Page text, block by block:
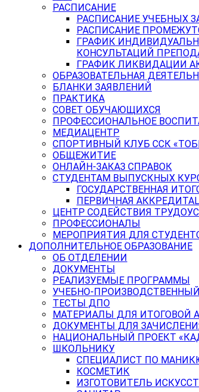
РАСПИСАНИЕ
РАСПИСАНИЕ УЧЕБНЫХ
РАСПИСАНИЕ
ГРАФИК
КОНСУЛЬТАЦИЙ
ГРАФИК ЛИКВИДАЦИИ
ОБРАЗОВАТЕЛЬНАЯ
БЛАНКИ ЗАЯВЛЕНИЙ
ПРАКТИКА
СОВЕТ ОБУЧАЮЩИХСЯ
ПРОФЕССИОНАЛЬНОЕ
МЕДИАЦЕНТР
СПОРТИВНЫЙ КЛУБ ССК
ОБЩЕЖИТИЕ
ОНЛАЙН-ЗАКАЗ СПРАВОК
СТУДЕНТАМ ВЫПУСКНЫХ
ГОСУДАРСТВЕННАЯ
ПЕРВИЧНАЯ
ЦЕНТР СОДЕЙСТВИЯ
ПРОФЕССИОНАЛЫ
МЕРОПРИЯТИЯ ДЛЯ
ДОПОЛНИТЕЛЬНОЕ ОБРАЗОВАНИЕ
ОБ ОТДЕЛЕНИИ
ДОКУМЕНТЫ
РЕАЛИЗУЕМЫЕ ПРОГРАММЫ
УЧЕБНО-
ТЕСТЫ ДПО
МАТЕРИАЛЫ ДЛЯ ИТОГОВОЙ
ДОКУМЕНТЫ ДЛЯ
НАЦИОНАЛЬНЫЙ ПРОЕКТ
ШКОЛЬНИКУ
СПЕЦИАЛИСТ ПО
КОСМЕТИК
ИЗГОТОВИТЕЛЬ